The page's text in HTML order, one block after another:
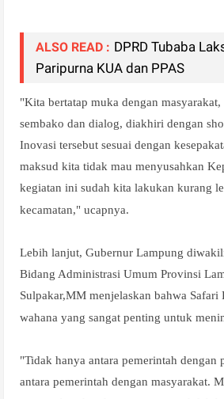
ALSO READ : DPRD Tubaba
Paripurna KUA dan PPAS
"Kita bertatap muka dengan
sembako dan dialog, diakhiri dengan
Inovasi tersebut sesuai dengan
maksud kita tidak mau menyusahkan
kegiatan ini sudah kita lakukan kurang
kecamatan," ucapnya.
Lebih lanjut, Gubernur Lampung
Bidang Administrasi Umum Provinsi
Sulpakar,MM menjelaskan bahwa Safari
wahana yang sangat penting untuk
"Tidak hanya antara pemerintah dengan
antara pemerintah dengan masyarakat.